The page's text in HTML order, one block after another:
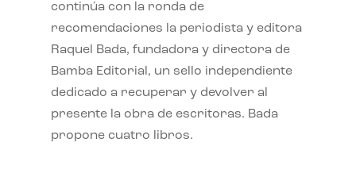
continúa con la ronda de
recomendaciones la periodista y editora
Raquel Bada, fundadora y directora de
Bamba Editorial, un sello independiente
dedicado a recuperar y devolver al
presente la obra de escritoras. Bada
propone cuatro libros.